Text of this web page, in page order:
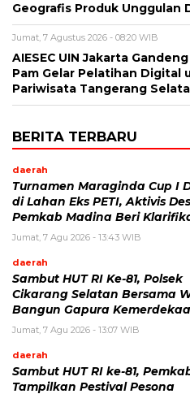
Geografis Produk Unggulan
Jumat, 7 Agustus 2026 - 08:20 WIB
AIESEC UIN Jakarta
Pam Gelar Pelatihan Digital
Pariwisata Tangerang
BERITA TERBARU
daerah
Turnamen Maraginda Cup I
di Lahan Eks PETI, Aktivis
Pemkab Madina Beri
Jumat, 7 Agu 2026 - 13:43 WIB
daerah
Sambut HUT RI Ke-81, Polsek
Cikarang Selatan Bersama
Bangun Gapura
Jumat, 7 Agu 2026 - 13:07 WIB
daerah
Sambut HUT RI ke-81,
Tampilkan Pestival Pesona